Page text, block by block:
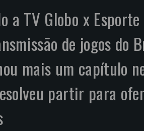
a TV Globo x
de jogos do
mais um capítulo
partir para